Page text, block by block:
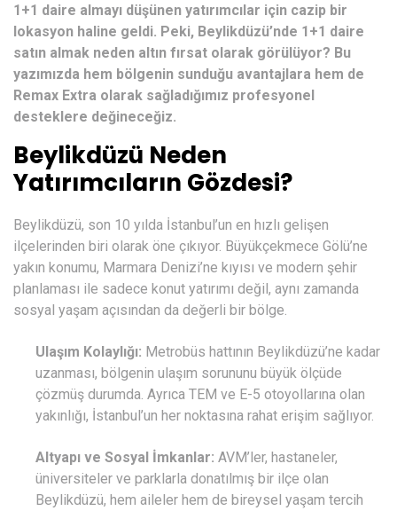
1+1 daire almayı düşünen yatırımcılar için cazip bir
lokasyon haline geldi. Peki, Beylikdüzü’nde 1+1 daire
satın almak neden altın fırsat olarak görülüyor? Bu
yazımızda hem bölgenin sunduğu avantajlara hem de
Remax Extra olarak sağladığımız profesyonel
desteklere değineceğiz.
Beylikdüzü Neden
Yatırımcıların Gözdesi?
Beylikdüzü, son 10 yılda İstanbul’un en hızlı gelişen
ilçelerinden biri olarak öne çıkıyor. Büyükçekmece Gölü’ne
yakın konumu, Marmara Denizi’ne kıyısı ve modern şehir
planlaması ile sadece konut yatırımı değil, aynı zamanda
sosyal yaşam açısından da değerli bir bölge.
Ulaşım Kolaylığı: Metrobüs hattının Beylikdüzü’ne kadar
uzanması, bölgenin ulaşım sorununu büyük ölçüde
çözmüş durumda. Ayrıca TEM ve E-5 otoyollarına olan
yakınlığı, İstanbul’un her noktasına rahat erişim sağlıyor.
Altyapı ve Sosyal İmkanlar: AVM’ler, hastaneler,
üniversiteler ve parklarla donatılmış bir ilçe olan
Beylikdüzü, hem aileler hem de bireysel yaşam tercih